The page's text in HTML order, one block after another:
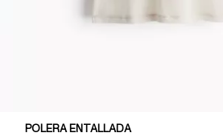
POLERA ENTALLADA